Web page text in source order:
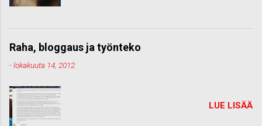
Raha, bloggaus ja työnteko
-lokakuuta 14, 2012
LUE LISÄÄ